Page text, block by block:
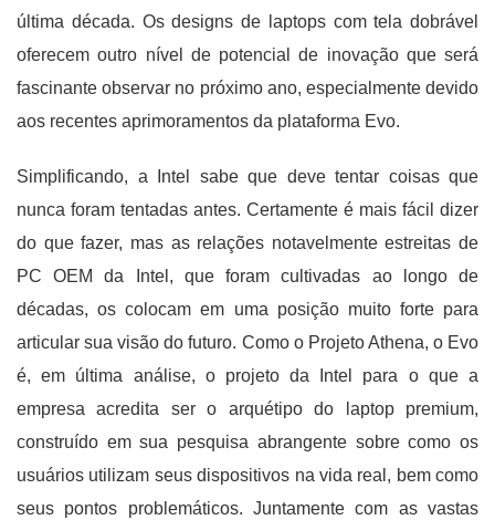
última década. Os designs de laptops com tela dobrável
oferecem outro nível de potencial de inovação que será
fascinante observar no próximo ano, especialmente devido
aos recentes aprimoramentos da plataforma Evo.
Simplificando, a Intel sabe que deve tentar coisas que
nunca foram tentadas antes. Certamente é mais fácil dizer
do que fazer, mas as relações notavelmente estreitas de
PC OEM da Intel, que foram cultivadas ao longo de
décadas, os colocam em uma posição muito forte para
articular sua visão do futuro. Como o Projeto Athena, o Evo
é, em última análise, o projeto da Intel para o que a
empresa acredita ser o arquétipo do laptop premium,
construído em sua pesquisa abrangente sobre como os
usuários utilizam seus dispositivos na vida real, bem como
seus pontos problemáticos. Juntamente com as vastas